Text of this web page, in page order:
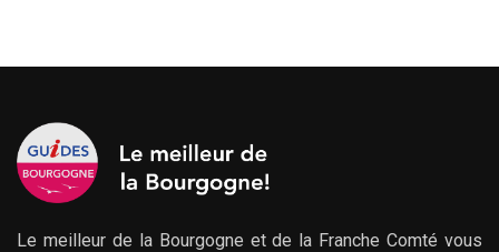
Le meilleur de la Bourgogne et de la Franche Comté vous